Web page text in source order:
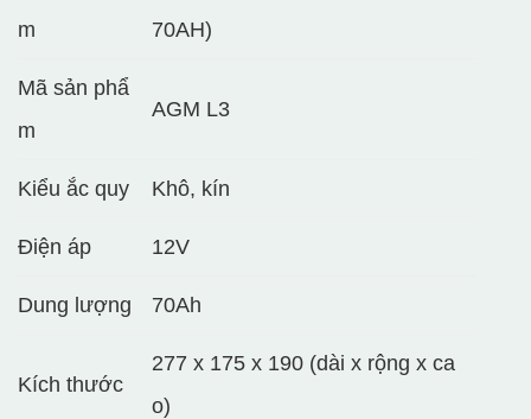
m
70AH)
Mã sản phẩ
m
AGM L3
Kiểu ắc quy Khô, kín
Điện áp 12V
Dung lượng 70Ah
Kích thước
277 x 175 x 190 (dài x rộng x ca
o)